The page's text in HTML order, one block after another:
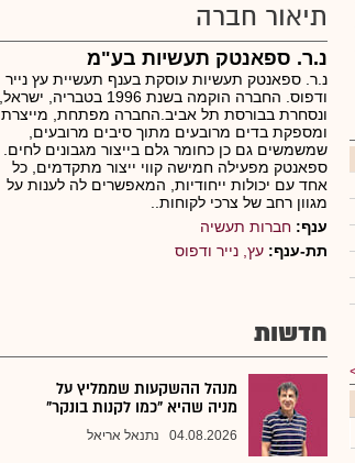
תיאור חברה
נ.ר. ספאנטק תעשיות בע"מ
נ.ר. ספאנטק תעשיות עוסקת בענף תעשיית עץ נייר
ודפוס. החברה הוקמה בשנת 1996 בטבריה, ישראל,
ונסחרת בבורסת תל אביב.החברה מפתחת, מייצרת
ומספקת בדים מרובעים מתוך סיבים מרובעים,
שמשמשים גם כן כחומר גלם בייצור מגבונים לחים.
ספאנטק מפעילה חמישה קווי ייצור מתקדמים, כל
אחד עם יכולות ייחודיות, המאפשרים לה לענות על
מגוון רחב של צרכי לקוחות..
ענף: חברות תעשיה
תת-ענף: עץ, נייר ודפוס
חדשות
מנהל ההשקעות שממליץ על
מניה שהיא "כמו לקנות בונקר"
04.08.2026 נתנאל אריאל